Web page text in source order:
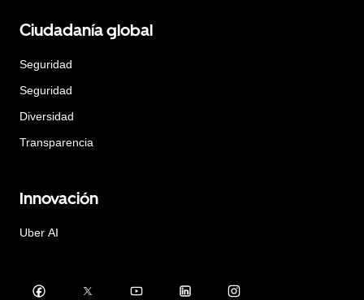
Ciudadanía global
Seguridad
Seguridad
Diversidad
Transparencia
Innovación
Uber AI